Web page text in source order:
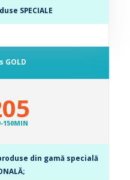
SPECIALE
GOLD
150MIN
din gamă specială